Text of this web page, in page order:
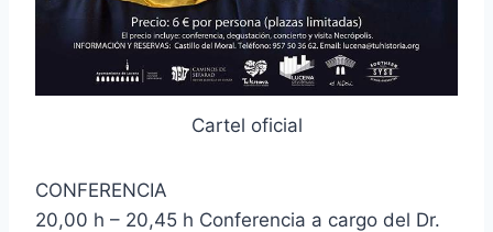
Cartel oficial
CONFERENCIA
20,00 h – 20,45 h Conferencia a cargo del Dr.